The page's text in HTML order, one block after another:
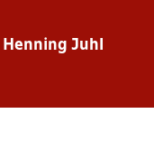
Henning Juhl